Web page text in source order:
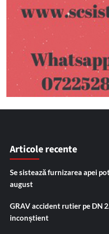
Articole recente
Se sistează furnizarea apei
august
GRAV accident rutier pe DN
inconștient